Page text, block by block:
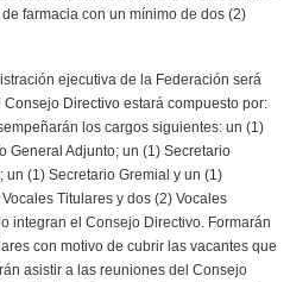
farmacia con un mínimo de dos (2)
ejecutiva de la Federación será
Directivo estará compuesto por:
los cargos siguientes: un (1)
General Adjunto; un (1) Secretario
un (1) Secretario Gremial y un (1)
Titulares y dos (2) Vocales
integran el Consejo Directivo. Formarán
con motivo de cubrir las vacantes que
asistir a las reuniones del Consejo